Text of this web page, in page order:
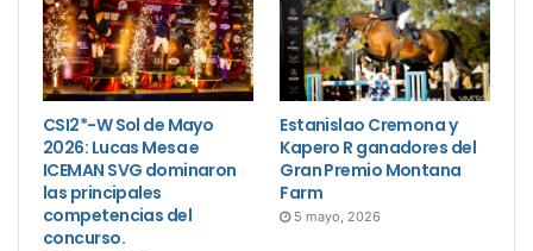
CSI2*-W Sol de Mayo
2026: Lucas Mesa e
ICEMAN SVG dominaron
las principales
competencias del
concurso.
Estanislao Cremona y
Kapero R ganadores del
Gran Premio Montana
Farm
5 mayo, 2026